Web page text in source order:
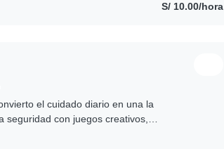
S/ 10.00/hora
el cuidado diario en una la
seguridad con juegos creativos,